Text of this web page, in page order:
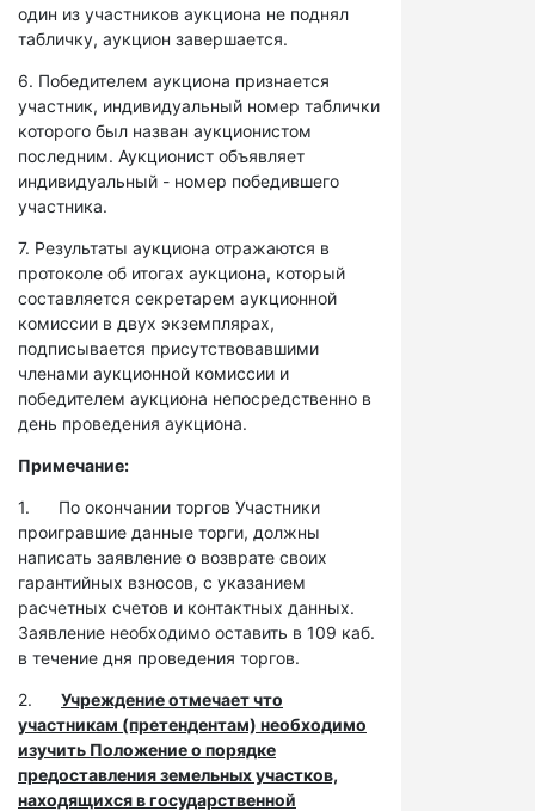
один из участников аукциона не поднял
табличку, аукцион завершается.
6. Победителем аукциона признается
участник, индивидуальный номер таблички
которого был назван аукционистом
последним. Аукционист объявляет
индивидуальный - номер победившего
участника.
7. Результаты аукциона отражаются в
протоколе об итогах аукциона, который
составляется секретарем аукционной
комиссии в двух экземплярах,
подписывается присутствовавшими
членами аукционной комиссии и
победителем аукциона непосредственно в
день проведения аукциона.
Примечание:
1. По окончании торгов Участники
проигравшие данные торги, должны
написать заявление о возврате своих
гарантийных взносов, с указанием
расчетных счетов и контактных данных.
Заявление необходимо оставить в 109 каб.
в течение дня проведения торгов.
2. Учреждение отмечает что
участникам (претендентам) необходимо
изучить Положение о порядке
предоставления земельных участков,
находящихся в государственной